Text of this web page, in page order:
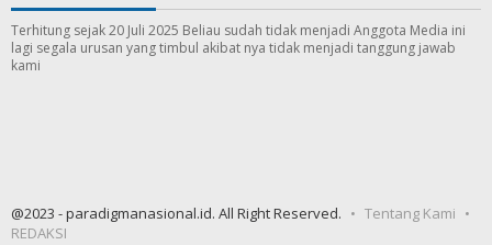
Terhitung sejak 20 Juli 2025 Beliau sudah tidak menjadi Anggota Media ini
lagi segala urusan yang timbul akibat nya tidak menjadi tanggung jawab
kami
@2023 - paradigmanasional.id. All Right Reserved.
Tentang Kami
REDAKSI